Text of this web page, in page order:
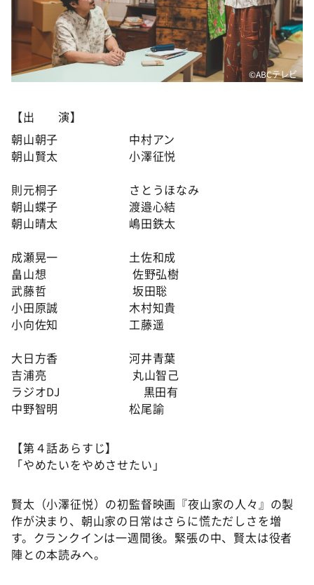
©️ABCテレビ
【出 演】
朝山朝子 中村アン
朝山賢太 小澤征悦
則元桐子 さとうほなみ
朝山蝶子 渡邉心結
朝山晴太 嶋田鉄太
成瀬晃一 土佐和成
畠山想 佐野弘樹
武藤哲 坂田聡
小田原誠 木村知貴
小向佐知 工藤遥
大日方香 河井青葉
吉浦亮 丸山智己
ラジオDJ 黒田有
中野智明 松尾諭
【第４話あらすじ】
「やめたいをやめさせたい」
賢太（小澤征悦）の初監督映画『夜山家の人々』の製
作が決まり、朝山家の日常はさらに慌ただしさを増
す。クランクインは一週間後。緊張の中、賢太は役者
陣との本読みへ。